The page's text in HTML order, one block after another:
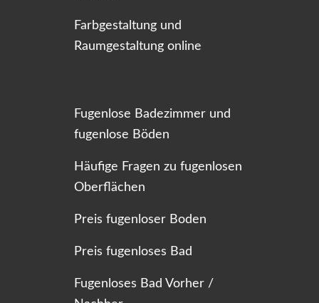
Farbgestaltung und
Raumgestaltung online
Fugenlose Badezimmer und
fugenlose Böden
Häufige Fragen zu fugenlosen
Oberflächen
Preis fugenloser Boden
Preis fugenloses Bad
Fugenloses Bad Vorher /